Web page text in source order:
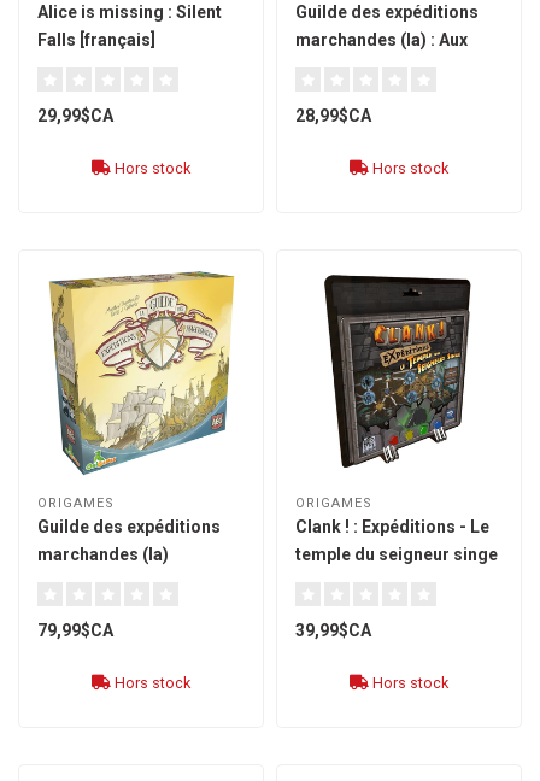
Alice is missing : Silent
Falls [français]
29,99$CA
Hors stock
Guilde des expéditions
marchandes (la) : Aux
28,99$CA
Hors stock
ORIGAMES
Guilde des expéditions
marchandes (la)
79,99$CA
Hors stock
ORIGAMES
Clank ! : Expéditions - Le
temple du seigneur singe
39,99$CA
Hors stock